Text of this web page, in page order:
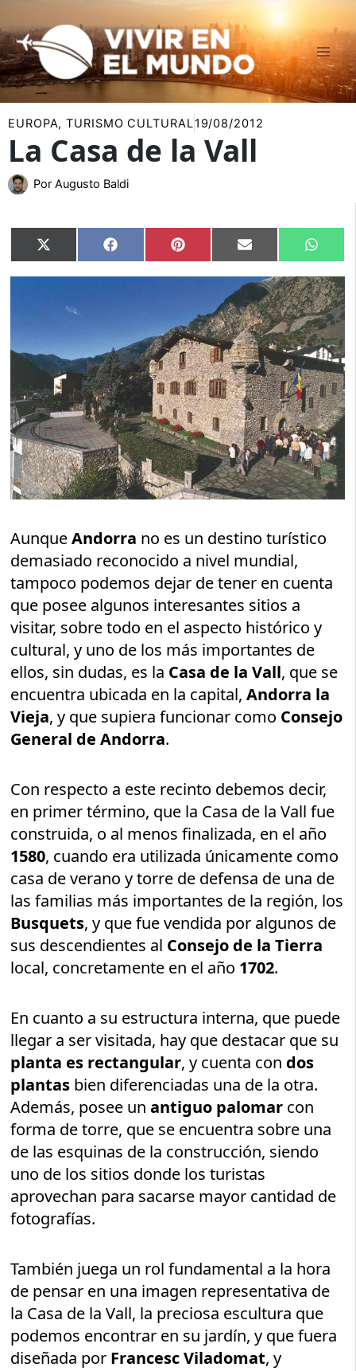
al
contenido
EUROPA,TURISMO CULTURAL19/08/2012
La Casa de la Vall
Por Augusto Baldi
Compartir
en
X
(Twitter)
Compartir
en
Facebook Compartir
en
Pinterest Compartir
en
Email
en
AunqueAndorra no es un destino turístico
demasiado reconocido a nivel mundial,
tampoco podemos dejar de tener en cuenta
que posee algunos interesantes sitios a
visitar, sobre todo en el aspecto histórico y
cultural, y uno de los más importantes de
ellos, sin dudas, es la Casa de la Vall, que se
encuentra ubicada en la capital,Andorra la
Vieja, y que supiera funcionar como Consejo
General de Andorra.
Con respecto a este recinto debemos decir,
en primer término, que la Casa de la Vall fue
construida, o al menos finalizada, en el año
1580, cuando era utilizada únicamente como
casa de verano y torre de defensa de una de
las familias más importantes de la región, los
Busquets, y que fue vendida por algunos de
sus descendientes al Consejo de la Tierra
local, concretamente en el año 1702.
En cuanto a su estructura interna, que puede
llegar a ser visitada, hay que destacar que su
planta es rectangular, y cuenta con dos
plantas bien diferenciadas una de la otra.
Además, posee unantiguo palomar con
forma de torre, que se encuentra sobre una
de las esquinas de la construcción, siendo
uno de los sitios donde los turistas
aprovechan para sacarse mayor cantidad de
fotografías.
También juega un rol fundamental a la hora
de pensar en una imagen representativa de
la Casa de la Vall, la preciosa escultura que
podemos encontrar en su jardín, y que fuera
diseñada por Francesc Viladomat, y